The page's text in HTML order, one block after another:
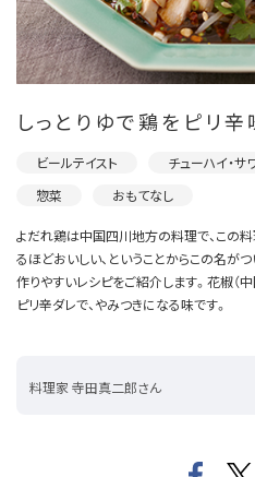
しっとりゆで鶏をピリ辛
ビールテイスト チューハイ・サ
惣菜
おもてなし
よだれ鶏は中国四川地方の料理で、この
るほどおいしい、ということからこの名が
作りやすいレシピをご紹介します。花椒（
ピリ辛ダレで、やみつきになる味です。
料理家 寺田真二郎さん